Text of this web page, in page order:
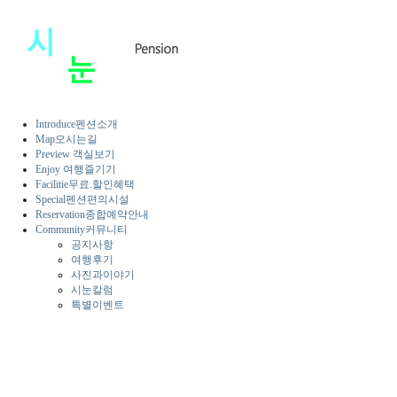
Introduce펜션소개
Map오시는길
Preview 객실보기
Enjoy 여행즐기기
Facilitie무료.할인혜택
Special펜션편의시설
Reservation종합예약안내
Community커뮤니티
공지사항
여행후기
사진과이야기
시눈칼럼
특별이벤트